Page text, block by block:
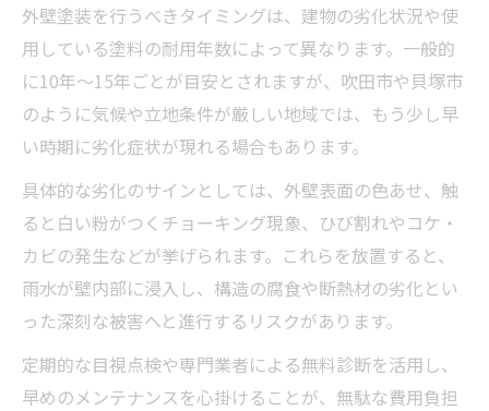
外壁塗装を行うべきタイミングは、建物の劣化状況や使
用している塗料の耐用年数によって異なります。一般的
に10年～15年ごとが目安とされますが、吹田市や貝塚市
のように気候や立地条件が厳しい地域では、もう少し早
い時期に劣化症状が現れる場合もあります。
具体的な劣化のサインとしては、外壁表面の色あせ、触
ると白い粉がつくチョーキング現象、ひび割れやコケ・
カビの発生などが挙げられます。これらを放置すると、
雨水が壁内部に浸入し、構造の腐食や断熱材の劣化とい
った深刻な被害へと進行するリスクがあります。
定期的な目視点検や専門業者による無料診断を活用し、
早めのメンテナンスを心掛けることが、無駄な費用負担